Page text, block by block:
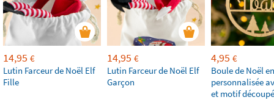
14,95 €
Lutin Farceur de Noël Elf
Fille
14,95 €
Lutin Farceur de Noël Elf
Garçon
4,95 €
Boule de Noël
personnalisée
et motif